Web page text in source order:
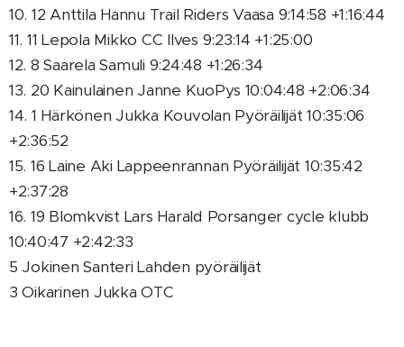
10. 12 Anttila Hannu Trail Riders Vaasa 9:14:58 +1:16:44
11. 11 Lepola Mikko CC Ilves 9:23:14 +1:25:00
12. 8 Saarela Samuli 9:24:48 +1:26:34
13. 20 Kainulainen Janne KuoPys 10:04:48 +2:06:34
14. 1 Härkönen Jukka Kouvolan Pyöräilijät 10:35:06
+2:36:52
15. 16 Laine Aki Lappeenrannan Pyöräilijät 10:35:42
+2:37:28
16. 19 Blomkvist Lars Harald Porsanger cycle klubb
10:40:47 +2:42:33
5 Jokinen Santeri Lahden pyöräilijät
3 Oikarinen Jukka OTC